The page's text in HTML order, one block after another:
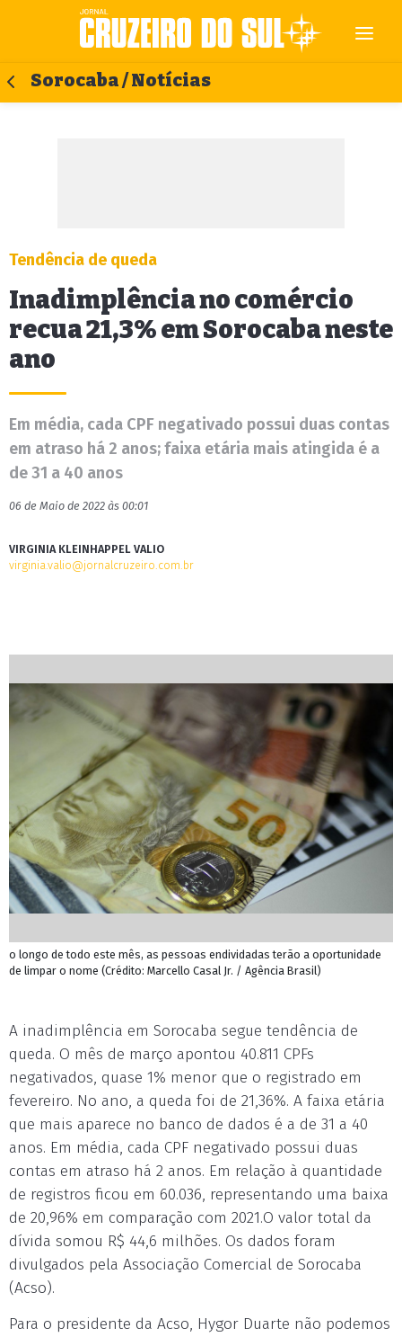
Sorocaba / Notícias
Tendência de queda
Inadimplência no comércio
recua 21,3% em Sorocaba neste
ano
Em média, cada CPF negativado possui duas contas
em atraso há 2 anos; faixa etária mais atingida é a
de 31 a 40 anos
06 de Maio de 2022 às 00:01
VIRGINIA KLEINHAPPEL VALIO
virginia.valio@jornalcruzeiro.com.br
o longo de todo este mês, as pessoas endividadas terão a oportunidade
de limpar o nome (Crédito: Marcello Casal Jr. / Agência Brasil)
A inadimplência em Sorocaba segue tendência de
queda. O mês de março apontou 40.811 CPFs
negativados, quase 1% menor que o registrado em
fevereiro. No ano, a queda foi de 21,36%. A faixa etária
que mais aparece no banco de dados é a de 31 a 40
anos. Em média, cada CPF negativado possui duas
contas em atraso há 2 anos. Em relação à quantidade
de registros ficou em 60.036, representando uma baixa
de 20,96% em comparação com 2021.O valor total da
dívida somou R$ 44,6 milhões. Os dados foram
divulgados pela Associação Comercial de Sorocaba
(Acso).
Para o presidente da Acso, Hygor Duarte não podemos